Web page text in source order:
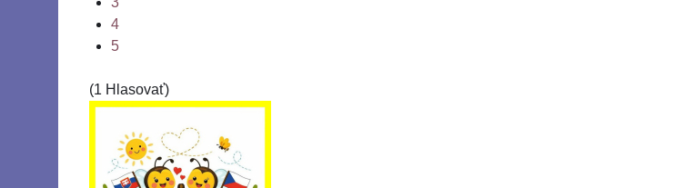
4
5
(1 Hlasovať)